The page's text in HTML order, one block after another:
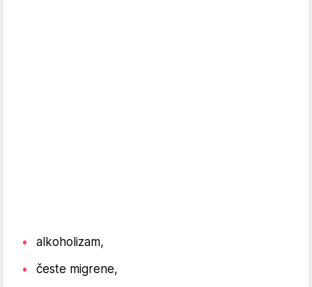
alkoholizam,
česte migrene,